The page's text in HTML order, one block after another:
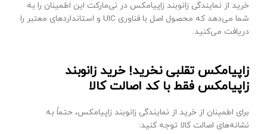
خرید از نمایندگی زانوبند زاپیامکس در نی‌مارکت این اطمینان را به
شما می‌دهد که محصول اصل با فناوری UIC و استانداردهای معتبر را
دریافت می‌کنید.
زاپیامکس تقلبی نخرید! خرید زانوبند
زاپیامکس فقط با کد اصالت کالا
برای اطمینان از خرید از نمایندگی زانوبند زاپیامکس، حتماً به
نشانه‌های اصالت کالا توجه کنید: